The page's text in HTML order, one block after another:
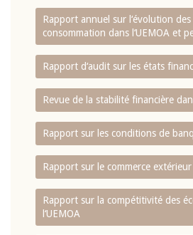
Rapport annuel sur l‘évolution
consommation dans l‘UEMOA et
Rapport d‘audit sur les états
Revue de la stabilité financière
Rapport sur les conditions de
Rapport sur le commerce extérieur
Rapport sur la compétitivité des
l‘UEMOA